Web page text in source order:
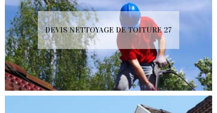
DEVIS NETTOYAGE DE TOITURE 27